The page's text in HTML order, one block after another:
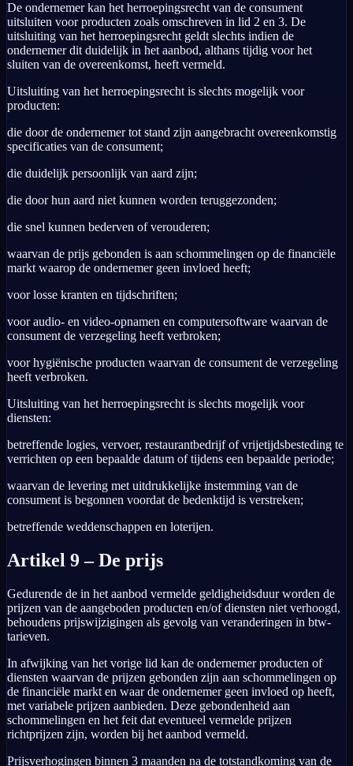
De ondernemer kan het herroepingsrecht van de consument
uitsluiten voor producten zoals omschreven in lid 2 en 3. De
uitsluiting van het herroepingsrecht geldt slechts indien de
ondernemer dit duidelijk in het aanbod, althans tijdig voor het
sluiten van de overeenkomst, heeft vermeld.
Uitsluiting van het herroepingsrecht is slechts mogelijk voor
producten:
die door de ondernemer tot stand zijn aangebracht overeenkomstig
specificaties van de consument;
die duidelijk persoonlijk van aard zijn;
die door hun aard niet kunnen worden teruggezonden;
die snel kunnen bederven of verouderen;
waarvan de prijs gebonden is aan schommelingen op de financiële
markt waarop de ondernemer geen invloed heeft;
voor losse kranten en tijdschriften;
voor audio- en video-opnamen en computersoftware waarvan de
consument de verzegeling heeft verbroken;
voor hygiënische producten waarvan de consument de verzegeling
heeft verbroken.
Uitsluiting van het herroepingsrecht is slechts mogelijk voor
diensten:
betreffende logies, vervoer, restaurantbedrijf of vrijetijdsbesteding te
verrichten op een bepaalde datum of tijdens een bepaalde periode;
waarvan de levering met uitdrukkelijke instemming van de
consument is begonnen voordat de bedenktijd is verstreken;
betreffende weddenschappen en loterijen.
Artikel 9 – De prijs
Gedurende de in het aanbod vermelde geldigheidsduur worden de
prijzen van de aangeboden producten en/of diensten niet verhoogd,
behoudens prijswijzigingen als gevolg van veranderingen in btw-
tarieven.
In afwijking van het vorige lid kan de ondernemer producten of
diensten waarvan de prijzen gebonden zijn aan schommelingen op
de financiële markt en waar de ondernemer geen invloed op heeft,
met variabele prijzen aanbieden. Deze gebondenheid aan
schommelingen en het feit dat eventueel vermelde prijzen
richtprijzen zijn, worden bij het aanbod vermeld.
Prijsverhogingen binnen 3 maanden na de totstandkoming van de